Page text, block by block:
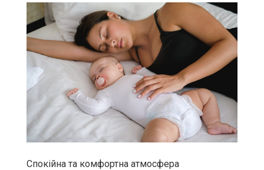
Спокійна та комфортна атмосфера